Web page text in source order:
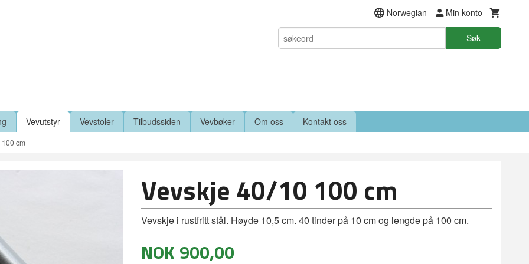
Norwegian Min konto
Søk
Vevutstyr Vevstoler Tilbudssiden Vevbøker Om oss Kontakt oss
cm
Vevskje 40/10 100 cm
Vevskje i rustfritt stål. Høyde 10,5 cm. 40 tinder på 10 cm og lengde på 100 cm.
NOK 900,00